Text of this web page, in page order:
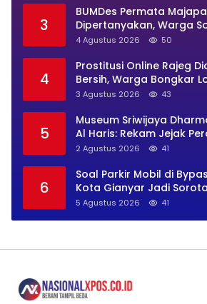
3
BUMDes Permata
Dipertanyakan, Warga
Pengelolaan Tak
4 Agustus 2026 50
4
Prostitusi Online Rajeg
Bersih, Warga Bongkar
BO Usai Penggerebekan
3 Agustus 2026 43
5
Museum Sriwijaya
Al Haris: Rekam Jejak
Secara Utuh
2 Agustus 2026 41
6
Soal Parkir Mobil di
Kota Gianyar Jadi
Inkait Dipertanyakan
5 Agustus 2026 41